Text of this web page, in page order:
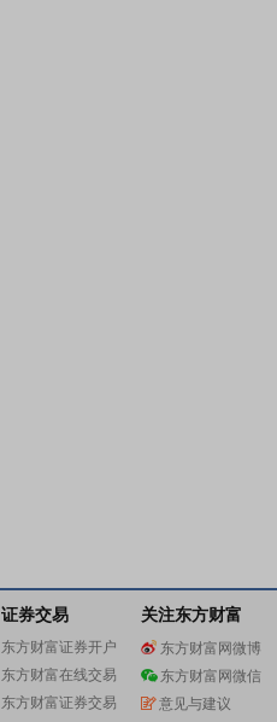
证券交易
东方财富证券开户
东方财富在线交易
东方财富证券交易
关注东方财富
东方财富网微博
东方财富网微信
意见与建议